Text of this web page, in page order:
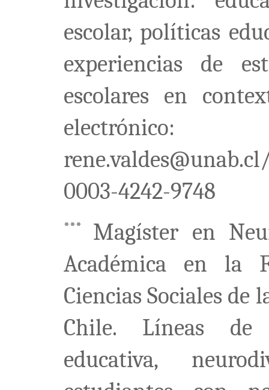
escolar, políticas
experiencias de
escolares en
electrónico:
0003-4242-9748
*** Magíster en
Académica en la
Ciencias Sociales de
Chile. Líneas de
educativa,